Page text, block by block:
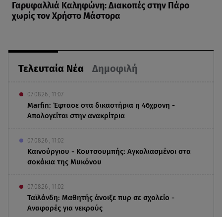
Τελευταία Νέα Δημοφιλή
07.08.26 , 11:07
Marfin: Έφτασε στα δικαστήρια η 46χρονη -
Απολογείται στην ανακρίτρια
07.08.26 , 11:02
Καινούργιου - Κουτσουμπής: Αγκαλιασμένοι στα
σοκάκια της Μυκόνου
07.08.26 , 11:02
Ταϊλάνδη: Μαθητής άνοιξε πυρ σε σχολείο -
Αναφορές για νεκρούς
Γαρυφαλλιά Καληφώνη: Διακοπές στην Πάρο
χωρίς τον Χρήστο Μάστορα